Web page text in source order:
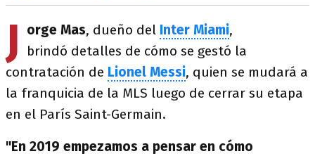
J orge Mas, dueño del Inter Miami,
brindó detalles de cómo se gestó la
contratación de Lionel Messi, quien se mudará a
la franquicia de la MLS luego de cerrar su etapa
en el París Saint-Germain.
"En 2019 empezamos a pensar en cómo